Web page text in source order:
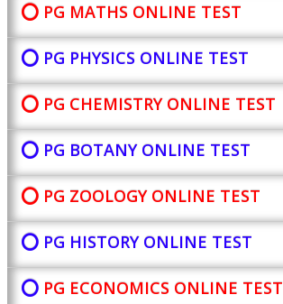
⭕ PG MATHS ONLINE TEST
⭕ PG PHYSICS ONLINE TEST
⭕ PG CHEMISTRY ONLINE TEST
⭕ PG BOTANYONLINE TEST
⭕ PG ZOOLOGY ONLINE TEST
⭕ PG HISTORY ONLINE TEST
⭕ PG ECONOMICS ONLINE TEST